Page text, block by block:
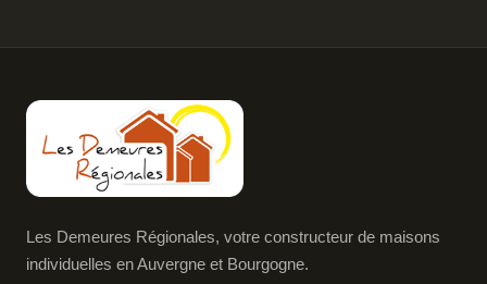
Les Demeures Régionales, votre constructeur de maisons
individuelles en Auvergne et Bourgogne.